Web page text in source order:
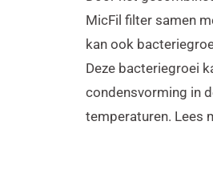
MicFil filter samen
kan ook
Deze bacteriegroei
condensvorming in
temperaturen. Lees